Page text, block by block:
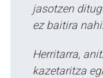
jasotzen
ez baitira
Herritarra,
kazetaritza